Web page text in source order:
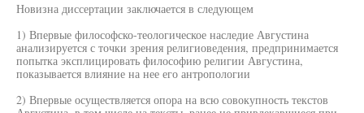
Новизна диссертации заключается в следующем
1) Впервые философско-теологическое наследие Августина
анализируется с точки зрения религиоведения, предпринимается
попытка эксплицировать философию религии Августина,
показывается влияние на нее его антропологии
2) Впервые осуществляется опора на всю совокупность текстов